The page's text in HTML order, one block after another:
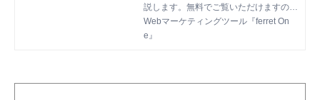
説します。無料でご覧いただけますので
ぜひご一読ください。
Webマーケティングツール『ferret On
e』